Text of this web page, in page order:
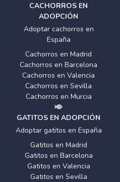
CACHORROS EN
ADOPCIÓN
Adoptar cachorros en
España
Cachorros en Madrid
Cachorros en Barcelona
Cachorros en Valencia
Cachorros en Sevilla
Cachorros en Murcia
GATITOS EN ADOPCIÓN
Adoptar gatitos en España
Gatitos en Madrid
Gatitos en Barcelona
Gatitos en Valencia
Gatitos en Sevilla